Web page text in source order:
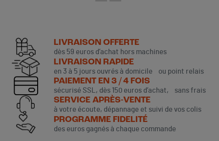
LIVRAISON OFFERTE
dès 59 euros d’achat hors machines
LIVRAISON RAPIDE
en 3 à 5 jours ouvrés à domicile ou point relais
PAIEMENT EN 3 / 4 FOIS
sécurisé SSL, dès 150 euros d’achat, sans frais
SERVICE APRÈS-VENTE
à votre écoute, dépannage et suivi de vos colis
PROGRAMME FIDELITÉ
des euros gagnés à chaque commande